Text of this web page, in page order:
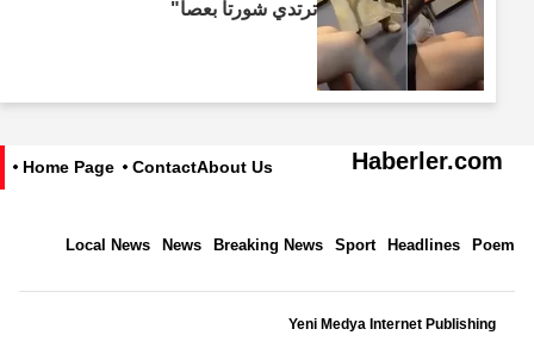
ترتدي شورتاً بعصا"
Haberler.com
About Us
Contact
Home Page
Poem
Headlines
Sport
Breaking News
News
Local News
Yeni Medya Internet Publishing